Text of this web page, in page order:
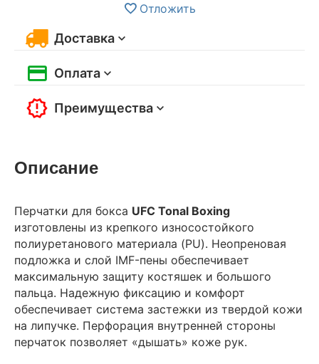
Отложить
Доставка
Оплата
Преимущества
Описание
Перчатки для бокса UFC Tonal Boxing
изготовлены из крепкого износостойкого
полиуретанового материала (PU). Неопреновая
подложка и слой IMF-пены обеспечивает
максимальную защиту костяшек и большого
пальца. Надежную фиксацию и комфорт
обеспечивает система застежки из твердой кожи
на липучке. Перфорация внутренней стороны
перчаток позволяет «дышать» коже рук.